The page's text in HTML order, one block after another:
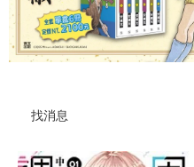
找消息